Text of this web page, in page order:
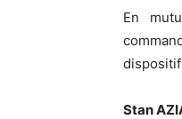
En
Stan